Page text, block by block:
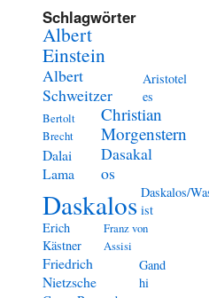
Schlagwörter
Albert
Einstein
Albert
Schweitzer
Aristotel
es
Bertolt
Brecht
Christian
Morgenstern
Dalai
Lama
Dasakal
os
Daskalos Daskalos/
ist
Erich
Kästner
Franz von
Assisi
Friedrich
Nietzsche
Gand
hi